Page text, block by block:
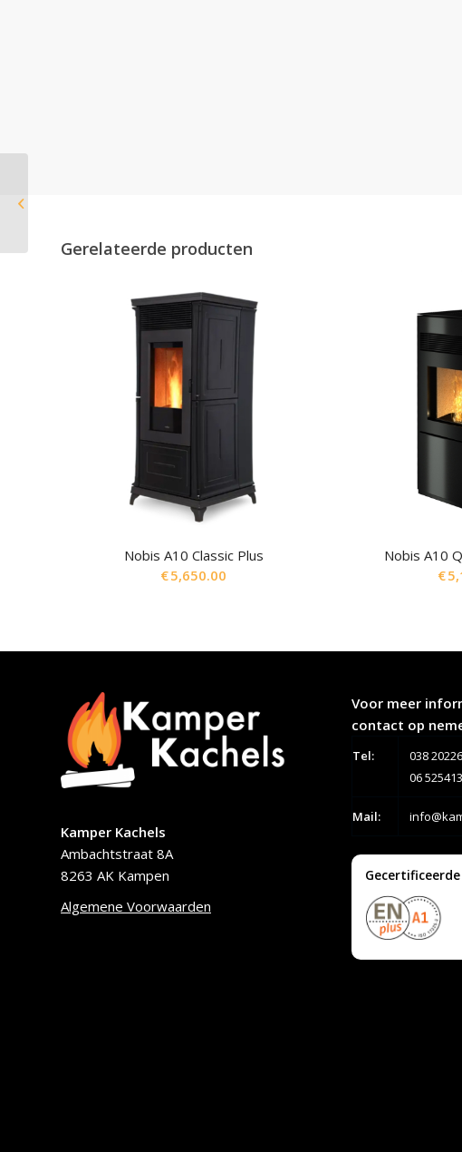
Gerelateerde producten
Nobis A10 Classic Plus
€5,650.00
Nobis A10
€
Kamper Kachels
Ambachtstraat 8A
8263 AK Kampen
Algemene Voorwaarden
Voor meer
contact op
Tel: 038
06
Mail: